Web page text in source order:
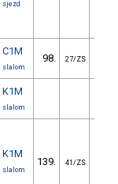
sjezd
C1M
slalom
98. 27/ZS
K1M
slalom
K1M
slalom
139. 41/ZS